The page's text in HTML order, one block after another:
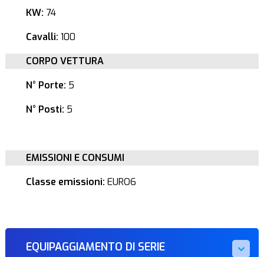
KW: 74
Cavalli: 100
CORPO VETTURA
N° Porte: 5
N° Posti: 5
EMISSIONI E CONSUMI
Classe emissioni: EURO6
EQUIPAGGIAMENTO DI SERIE